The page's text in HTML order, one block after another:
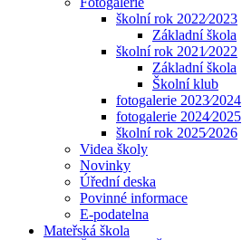
školní rok 2022⁄2023
Základní škola
školní rok 2021⁄2022
Základní škola
Školní klub
fotogalerie 2023⁄2024
fotogalerie 2024⁄2025
školní rok 2025⁄2026
Videa školy
Novinky
Úřední deska
Povinné informace
E-podatelna
Mateřská škola